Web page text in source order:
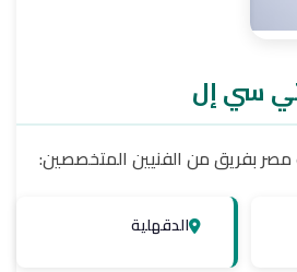
سي إل
بفريق من الفنيين المتخصصين:
الدقهلية